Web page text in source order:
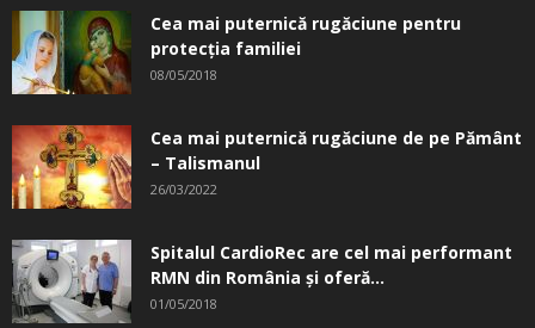
Cea mai puternică rugăciune pentru
protecția familiei
08/05/2018
Cea mai puternică rugăciune de pe Pământ
– Talismanul
26/03/2022
Spitalul CardioRec are cel mai performant
RMN din România și oferă...
01/05/2018